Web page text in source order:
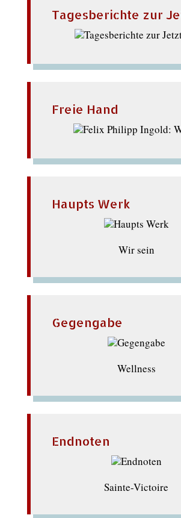
Tagesberichte zur
Freie Hand
Haupts Werk
Wir sein
Gegengabe
Wellness
Endnoten
Sainte-Victoire